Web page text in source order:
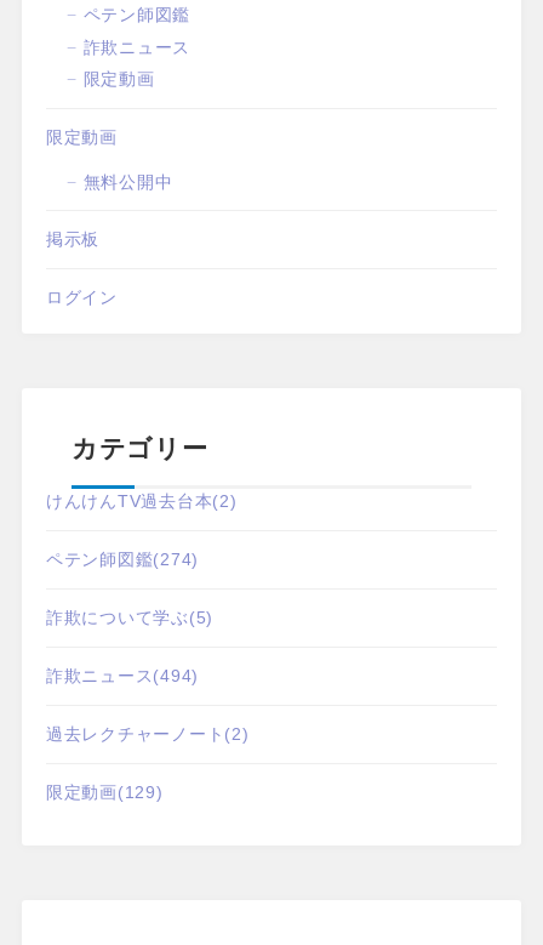
ペテン師図鑑
詐欺ニュース
限定動画
限定動画
無料公開中
掲示板
ログイン
カテゴリー
けんけんTV過去台本(2)
ペテン師図鑑(274)
詐欺について学ぶ(5)
詐欺ニュース(494)
過去レクチャーノート (2)
限定動画(129)